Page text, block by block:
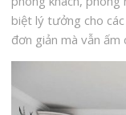
biệt lý tưởng cho
đơn giản mà vẫn ấm